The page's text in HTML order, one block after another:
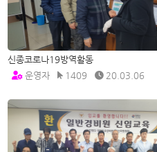
신종코로나19방역활동
운영자
1409 20.03.06